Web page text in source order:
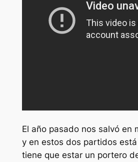
El año pasado nos salvó en
y en estos dos partidos
tiene que estar un portero